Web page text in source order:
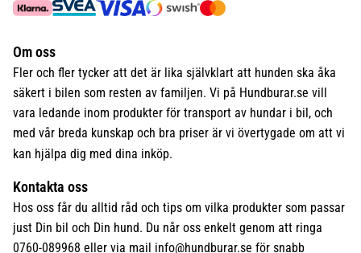
Om oss
Fler och fler tycker att det är lika självklart att hunden ska åka
säkert i bilen som resten av familjen. Vi på Hundburar.se vill
vara ledande inom produkter för transport av hundar i bil, och
med vår breda kunskap och bra priser är vi övertygade om att vi
kan hjälpa dig med dina inköp.
Kontakta oss
Hos oss får du alltid råd och tips om vilka produkter som passar
just Din bil och Din hund. Du når oss enkelt genom att ringa
0760-089968 eller via mail info@hundburar.se för snabb